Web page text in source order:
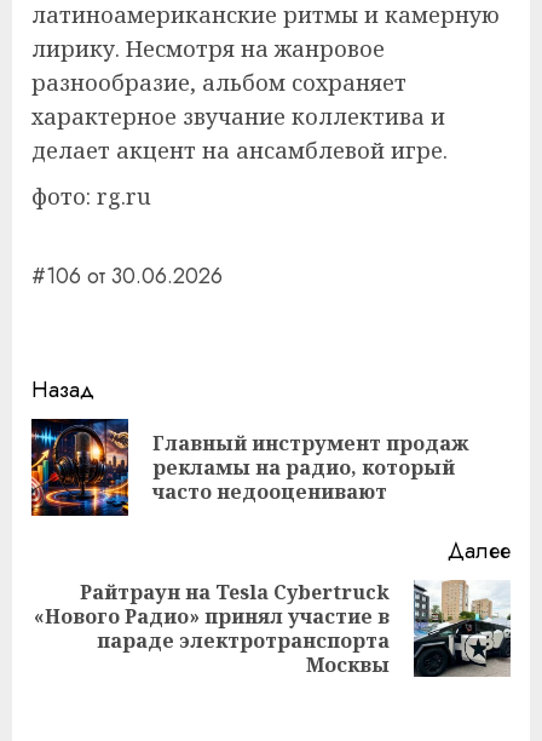
латиноамериканские ритмы и камерную
лирику. Несмотря на жанровое
разнообразие, альбом сохраняет
характерное звучание коллектива и
делает акцент на ансамблевой игре.
фото: rg.ru
#106 от 30.06.2026
Навигация
записи
Назад
Главный инструмент продаж
рекламы на радио, который
часто недооценивают
Далее
Следующая
запись:
Райтраун на Tesla Cybertruck
«Нового Радио» принял участие в
параде электротранспорта
Москвы